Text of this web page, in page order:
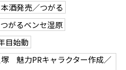
酒発売／つがる
がるベンセ湿原
目始動
魅力PRキャラクター作成／